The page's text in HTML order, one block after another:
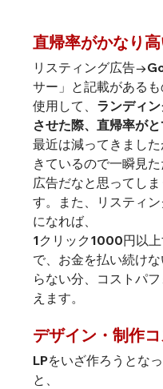
直帰率がかなり
リスティング広告
サー」と記載がある
使用して、 ランディ
させた際、直帰率がと
最近は減ってきまし
きているので一瞬見た
広告だなと思ってし
す。また、リスティ
になれば、
1クリック1000円以
で、お金を払い続け
らない分、コストパ
えます。
デザイン・制作
LPをいざ作ろうとな
と、